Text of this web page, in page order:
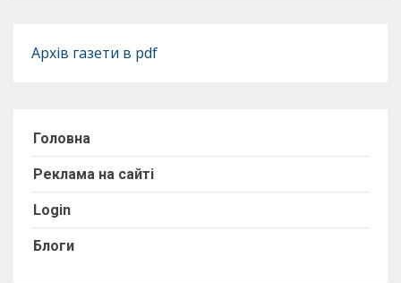
Архів газети в pdf
Головна
Реклама на сайті
Login
Блоги